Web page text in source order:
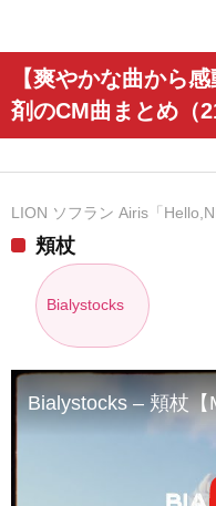
【爽やかな曲から
剤のCM曲まとめ（
LION ソフラン Airis「
頬杖
Bialystocks
Bialystocks – 頬杖【